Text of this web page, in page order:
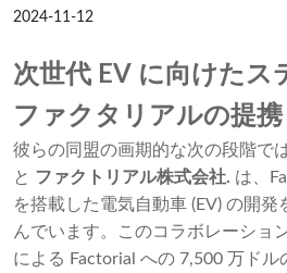
2024-11-12
次世代 EV に向けたス
ファクタリアルの提携
彼らの同盟の画期的な次の段階では
と ファクトリアル株式会社. は、
を搭載した電気自動車 (EV) の開発
んでいます。このコラボレーショ
による Factorial への 7,500 万ド